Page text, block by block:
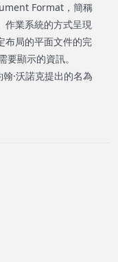
Format，簡稱
作業系統的方式呈現
布局的平面文件的完
顯示的資訊。
·沃諾克提出的名為